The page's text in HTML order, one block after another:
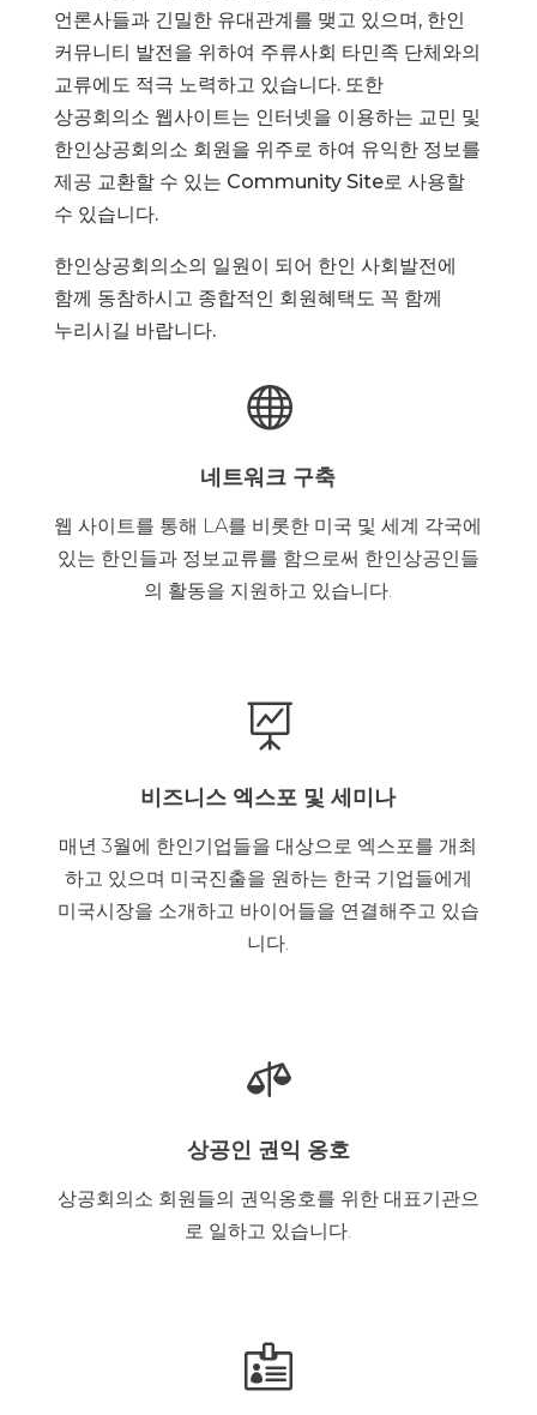
언론사들과 긴밀한 유대관계를 맺고 있으며, 한인
커뮤니티 발전을 위하여 주류사회 타민족 단체와의
교류에도 적극 노력하고 있습니다. 또한
상공회의소 웹사이트는 인터넷을 이용하는 교민 및
한인상공회의소 회원을 위주로 하여 유익한 정보를
제공 교환할 수 있는 Community Site로 사용할
수 있습니다.
한인상공회의소의 일원이 되어 한인 사회발전에
함께 동참하시고 종합적인 회원혜택도 꼭 함께
누리시길 바랍니다.

네트워크 구축
웹 사이트를 통해 LA를 비롯한 미국 및 세계 각국에
있는 한인들과 정보교류를 함으로써 한인상공인들
의 활동을 지원하고 있습니다.

비즈니스 엑스포 및 세미나
매년 3월에 한인기업들을 대상으로 엑스포를 개최
하고 있으며 미국진출을 원하는 한국 기업들에게
미국시장을 소개하고 바이어들을 연결해주고 있습
니다.

상공인 권익 옹호
상공회의소 회원들의 권익옹호를 위한 대표기관으
로 일하고 있습니다.
